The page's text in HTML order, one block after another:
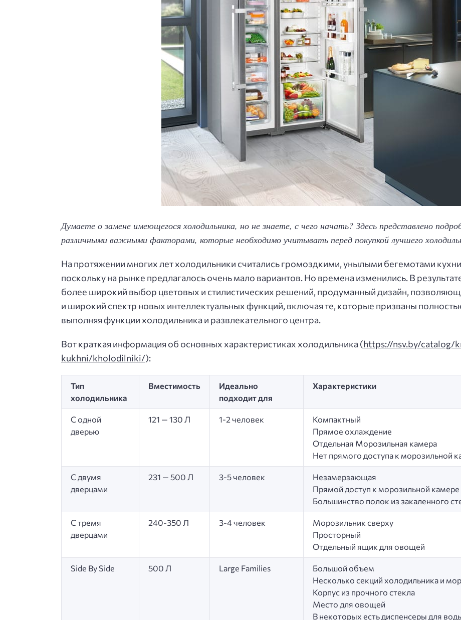
Думаете о замене имеющегося холодильника, но не знаете, с чего начать? Здесь представлено
различными важными факторами, которые необходимо учитывать перед покупкой лучшего
На протяжении многих лет холодильники считались громоздкими, унылыми бегемотами
поскольку на рынке предлагалось очень мало вариантов. Но времена изменились. В
более широкий выбор цветовых и стилистических решений, продуманный дизайн,
и широкий спектр новых интеллектуальных функций, включая те, которые призваны
выполняя функции холодильника и развлекательного центра.
Вот краткая информация об основных характеристиках холодильника (https://nsv.by/catalog/
kukhni/kholodilniki/):
Тип
холодильника
Вместимость
Идеально
подходит для
Характеристики
С одной
дверью
121 — 130 Л 1-2 человек
Компактный
Прямое охлаждение
Отдельная Морозильная камера
Нет прямого доступа к морозильной
С двумя
дверцами
231 — 500 Л 3-5 человек
Незамерзающая
Прямой доступ к морозильной камере
Большинство полок из закаленного
С тремя
дверцами
240-350 Л 3-4 человек
Морозильник сверху
Просторный
Отдельный ящик для овощей
Side By Side 500 Л Large Families
Большой объем
Несколько секций холодильника и
Корпус из прочного стекла
Место для овощей
В некоторых есть диспенсеры для